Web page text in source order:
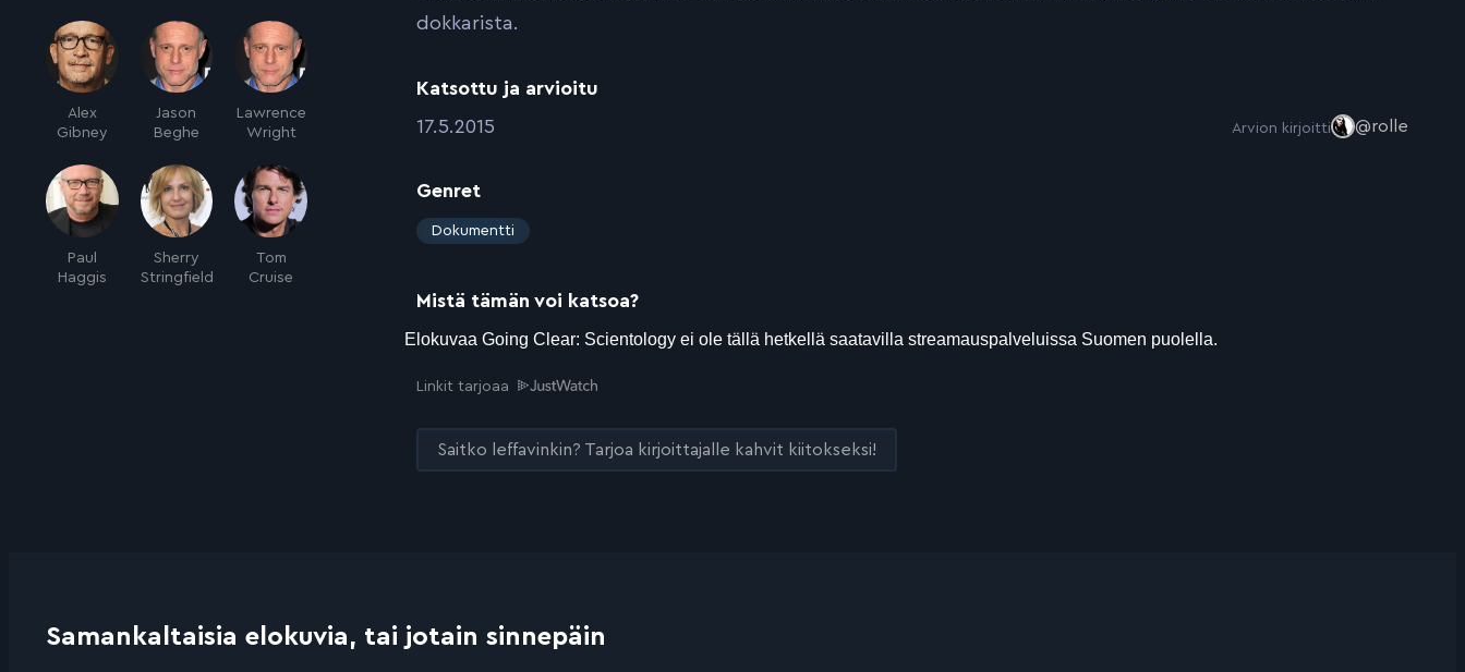
Alex
Gibney
Jason
Beghe
Lawrence
Wright
Paul
Haggis
Sherry
Stringfield
Tom
Cruise
dokkarista.
Katsottu ja arvioitu
:17.5.2015 Arvion kirjoitti @rolle
Genret
:
Dokumentti
Mistä tämän voi katsoa?
Linkit tarjoaa
Saitko leffavinkin? Tarjoa kirjoittajalle kahvit kiitokseksi!
Samankaltaisia elokuvia, tai jotain sinnepäin